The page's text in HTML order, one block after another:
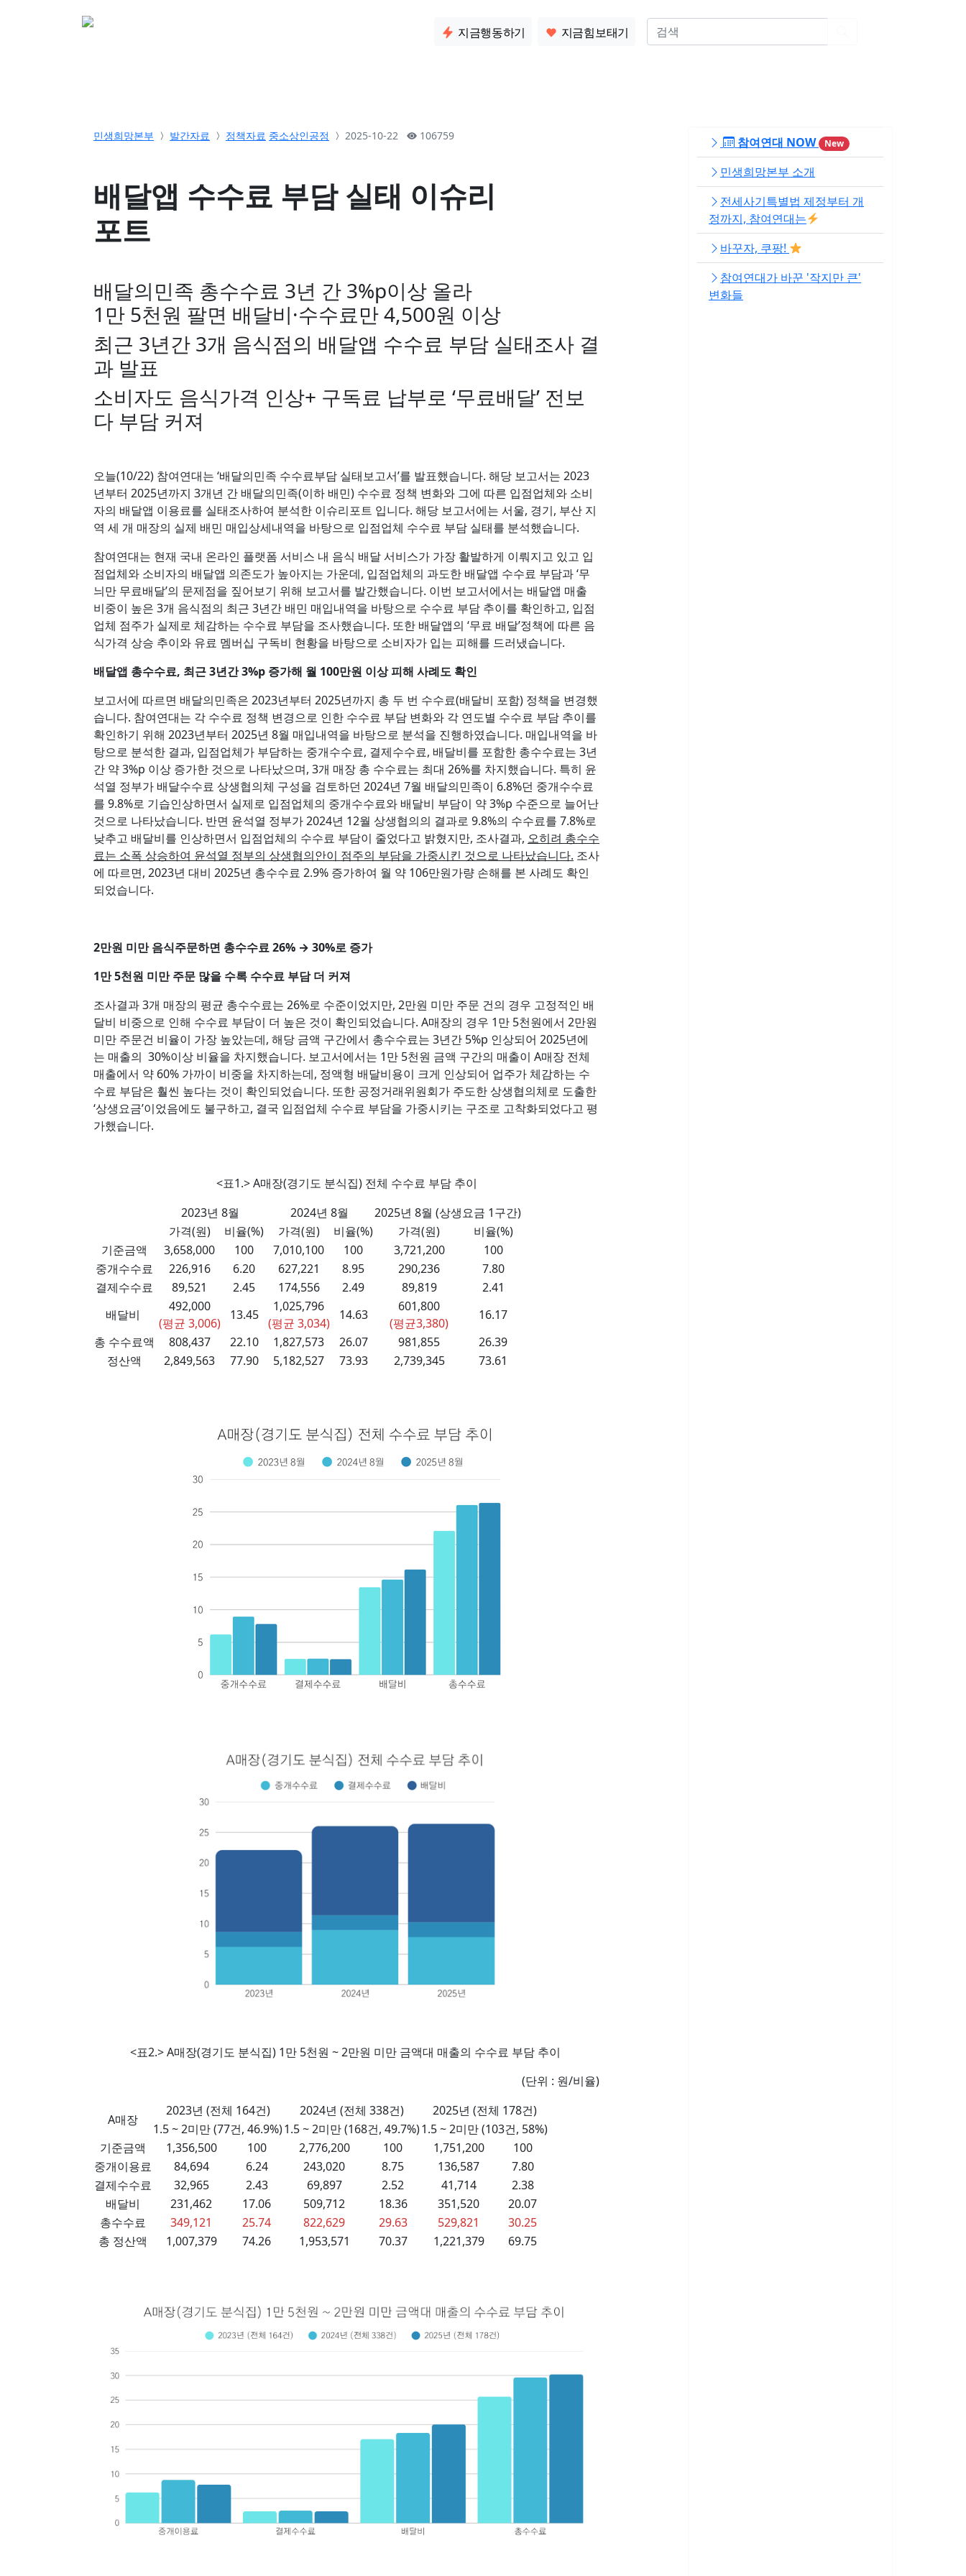
지금행동하기 지금힘보태기
민생희망본부 발간자료 정책자료 중소상인공정 2025-10-22 106759
배달앱 수수료 부담 실태 이슈리
포트
배달의민족 총수수료 3년 간 3%p이상 올라
1만 5천원 팔면 배달비·수수료만 4,500원 이상
최근 3년간 3개 음식점의 배달앱 수수료 부담 실태조사 결
과 발표
소비자도 음식가격 인상+ 구독료 납부로 ‘무료배달’ 전보
다 부담 커져
오늘(10/22) 참여연대는 ‘배달의민족 수수료부담 실태보고서’를 발표했습니다. 해당 보고서는 2023
년부터 2025년까지 3개년 간 배달의민족(이하 배민) 수수료 정책 변화와 그에 따른 입점업체와 소비
자의 배달앱 이용료를 실태조사하여 분석한 이슈리포트 입니다. 해당 보고서에는 서울, 경기, 부산 지
역 세 개 매장의 실제 배민 매입상세내역을 바탕으로 입점업체 수수료 부담 실태를 분석했습니다.
참여연대는 현재 국내 온라인 플랫폼 서비스 내 음식 배달 서비스가 가장 활발하게 이뤄지고 있고 입
점업체와 소비자의 배달앱 의존도가 높아지는 가운데, 입점업체의 과도한 배달앱 수수료 부담과 ‘무
늬만 무료배달’의 문제점을 짚어보기 위해 보고서를 발간했습니다. 이번 보고서에서는 배달앱 매출
비중이 높은 3개 음식점의 최근 3년간 배민 매입내역을 바탕으로 수수료 부담 추이를 확인하고, 입점
업체 점주가 실제로 체감하는 수수료 부담을 조사했습니다. 또한 배달앱의 ‘무료 배달’정책에 따른 음
식가격 상승 추이와 유료 멤버십 구독비 현황을 바탕으로 소비자가 입는 피해를 드러냈습니다.
배달앱 총수수료, 최근 3년간 3%p 증가해 월 100만원 이상 피해 사례도 확인
보고서에 따르면 배달의민족은 2023년부터 2025년까지 총 두 번 수수료(배달비 포함) 정책을 변경했
습니다. 참여연대는 각 수수료 정책 변경으로 인한 수수료 부담 변화와 각 연도별 수수료 부담 추이를
확인하기 위해 2023년부터 2025년 8월 매입내역을 바탕으로 분석을 진행하였습니다. 매입내역을 바
탕으로 분석한 결과, 입점업체가 부담하는 중개수수료, 결제수수료, 배달비를 포함한 총수수료는 3년
간 약 3%p 이상 증가한 것으로 나타났으며, 3개 매장 총 수수료는 최대 26%를 차지했습니다. 특히 윤
석열 정부가 배달수수료 상생협의체 구성을 검토하던 2024년 7월 배달의민족이 6.8%던 중개수수료
를 9.8%로 기습인상하면서 실제로 입점업체의 중개수수료와 배달비 부담이 약 3%p 수준으로 늘어난
것으로 나타났습니다. 반면 윤석열 정부가 2024년 12월 상생협의의 결과로 9.8%의 수수료를 7.8%로
낮추고 배달비를 인상하면서 입점업체의 수수료 부담이 줄었다고 밝혔지만, 조사결과, 오히려 총수수
료는 소폭 상승하여 윤석열 정부의 상생협의안이 점주의 부담을 가중시킨 것으로 나타났습니다. 조사
에 따르면, 2023년 대비 2025년 총수수료 2.9% 증가하여 월 약 106만원가량 손해를 본 사례도 확인
되었습니다.
2만원 미만 음식주문하면 총수수료 26% → 30%로 증가
1만 5천원 미만 주문 많을 수록 수수료 부담 더 커져
조사결과 3개 매장의 평균 총수수료는 26%로 수준이었지만, 2만원 미만 주문 건의 경우 고정적인 배
달비 비중으로 인해 수수료 부담이 더 높은 것이 확인되었습니다. A매장의 경우 1만 5천원에서 2만원
미만 주문건 비율이 가장 높았는데, 해당 금액 구간에서 총수수료는 3년간 5%p 인상되어 2025년에
는 매출의 30%이상 비율을 차지했습니다. 보고서에서는 1만 5천원 금액 구간의 매출이 A매장 전체
매출에서 약 60% 가까이 비중을 차지하는데, 정액형 배달비용이 크게 인상되어 업주가 체감하는 수
수료 부담은 훨씬 높다는 것이 확인되었습니다. 또한 공정거래위원회가 주도한 상생협의체로 도출한
‘상생요금’이었음에도 불구하고, 결국 입점업체 수수료 부담을 가중시키는 구조로 고착화되었다고 평
가했습니다.
<표1.> A매장(경기도 분식집) 전체 수수료 부담 추이
2023년 8월
2024년 8월
2025년 8월 (상생요금 1구간)
가격(원)
비율(%) 가격(원) 비율(%) 가격(원)
비율(%)
기준금액
3,658,000 100 7,010,100 100 3,721,200
100
중개수수료
226,916 6.20 627,221 8.95 290,236
7.80
결제수수료
89,521 2.45 174,556 2.49 89,819
2.41
배달비
492,000
(평균 3,006)
13.45
1,025,796
(평균 3,034)
14.63
601,800
(평균3,380)
16.17
총 수수료액
808,437 22.10 1,827,573 26.07 981,855
26.39
정산액
2,849,563 77.90 5,182,527 73.93 2,739,345 73.61
<표2.> A매장(경기도 분식집) 1만 5천원 ~ 2만원 미만 금액대 매출의 수수료 부담 추이
(단위 : 원/비율)
A매장
2023년 (전체 164건) 2024년 (전체 338건)
2025년 (전체 178건)
1.5 ~ 2미만 (77건, 46.9%)1.5 ~ 2미만 (168건, 49.7%)1.5 ~ 2미만 (103건, 58%)
기준금액
1,356,500 100 2,776,200 100 1,751,200
100
중개이용료
84,694 6.24 243,020 8.75 136,587
7.80
결제수수료
32,965 2.43 69,897 2.52 41,714
2.38
배달비
231,462 17.06 509,712 18.36 351,520
20.07
총수수료
349,121 25.74 822,629 29.63 529,821
30.25
총 정산액
1,007,379 74.26 1,953,571 70.37 1,221,379 69.75
참여연대 NOW New
민생희망본부 소개
전세사기특별법 제정부터 개
정까지, 참여연대는
바꾸자, 쿠팡!
참여연대가 바꾼 '작지만 큰'
변화들